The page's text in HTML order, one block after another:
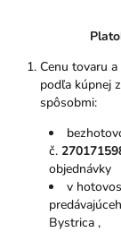
Cenu tovaru
podľa kúpnej
spôsobmi:
č.
objednávky
v
Bystrica ,